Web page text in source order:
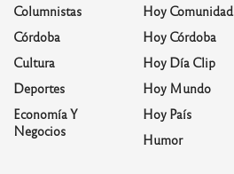
Columnistas
Córdoba
Cultura
Deportes
Economía Y
Negocios
Hoy Comunidad
Hoy Córdoba
Hoy Día Clip
Hoy Mundo
Hoy País
Humor